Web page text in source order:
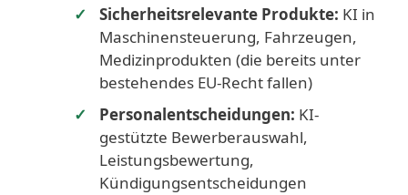
Sicherheitsrelevante Produkte: KI in
Maschinensteuerung, Fahrzeugen,
Medizinprodukten (die bereits unter
bestehendes EU-Recht fallen)
Personalentscheidungen: KI-
gestützte Bewerberauswahl,
Leistungsbewertung,
Kündigungsentscheidungen